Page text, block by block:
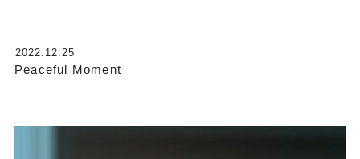
2022.12.25
Peaceful Moment